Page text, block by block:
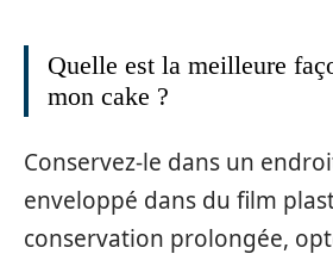
Quelle est la meilleure
mon cake ?
Conservez-le dans un
enveloppé dans du film
conservation prolongée,